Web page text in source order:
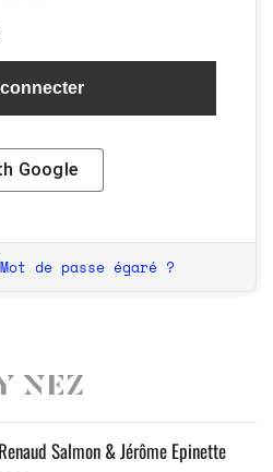
Google
Mot de passe égaré ?
Nez
Salmon & Jérôme Epinette